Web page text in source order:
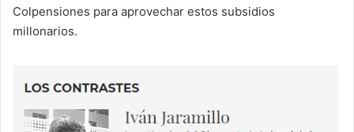
Colpensiones para aprovechar estos subsidios
millonarios.